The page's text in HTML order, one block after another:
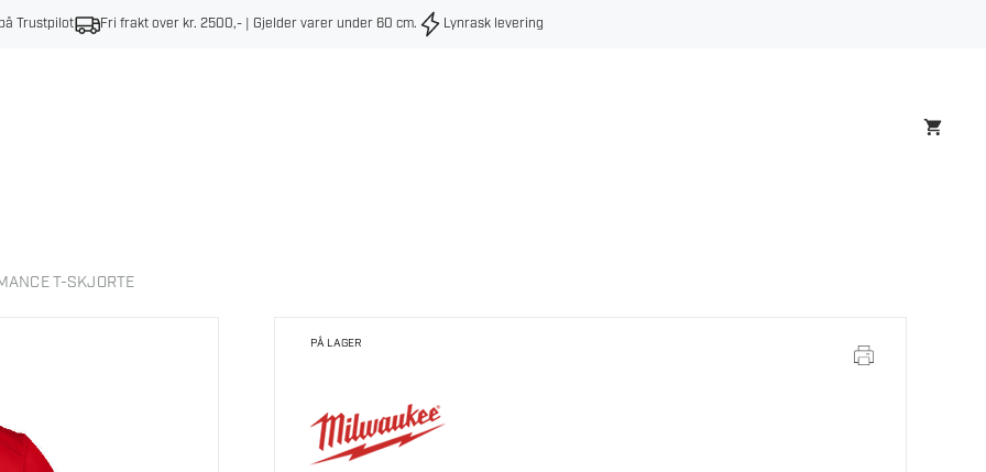
Trustpilot Fri frakt over kr. 2500,- | Gjelder varer under 60 cm. Lynrask levering
T-SKJORTE
PÅ LAGER